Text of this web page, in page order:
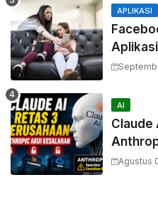
APLIKASI
AI
Claude
Agustus